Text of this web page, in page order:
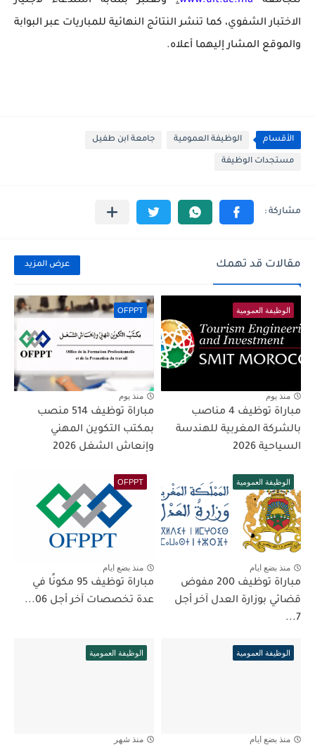
الاختبار الشفوي، كما تنشر النتائج النهائية للمباريات عبر البوابة
والموقع المشار إليهما أعلاه.
الأقسام الوظيفة العمومية جامعة ابن طفيل
مستجدات الوظيفة
مقالات قد تهمك عرض المزيد
الوظيفة العمومية
منذ يوم
مباراة توظيف 4 مناصب
بالشركة المغربية للهندسة
السياحية 2026
OFPPT
منذ يوم
مباراة توظيف 514 منصب
بمكتب التكوين المهني
وإنعاش الشغل 2026
الوظيفة العمومية
منذ بضع ايام
مباراة توظيف 200 مفوض
قضائي بوزارة العدل آخر أجل
7...
OFPPT
منذ بضع ايام
مباراة توظيف 95 مكونًا في
عدة تخصصات آخر أجل 06...
الوظيفة العمومية
منذ بضع ايام
الوظيفة العمومية
منذ شهر